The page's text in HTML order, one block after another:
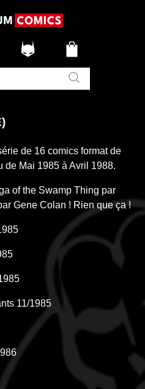
de 16 comics format de
de Mai 1985 à Avril 1988.
of the Swamp Thing par
Gene Colan ! Rien que ça !
11/1985